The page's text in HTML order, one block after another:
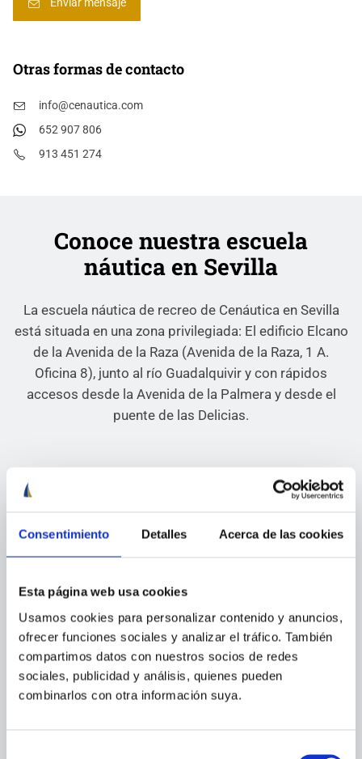
Consentimiento Detalles Acerca de las cookies
Esta página web usa cookies
Usamos cookies para personalizar contenido y anuncios,
ofrecer funciones sociales y analizar el tráfico. También
compartimos datos con nuestros socios de redes
sociales, publicidad y análisis, quienes pueden
combinarlos con otra información suya.
Otras formas de contacto
info@cenautica.com
652 907 806
913 451 274
Conoce nuestra escuela
náutica en Sevilla
La escuela náutica de recreo de Cenáutica en Sevilla
está situada en una zona privilegiada: El edificio Elcano
de la Avenida de la Raza (Avenida de la Raza, 1 A.
Oficina 8), junto al río Guadalquivir y con rápidos
accesos desde la Avenida de la Palmera y desde el
puente de las Delicias.